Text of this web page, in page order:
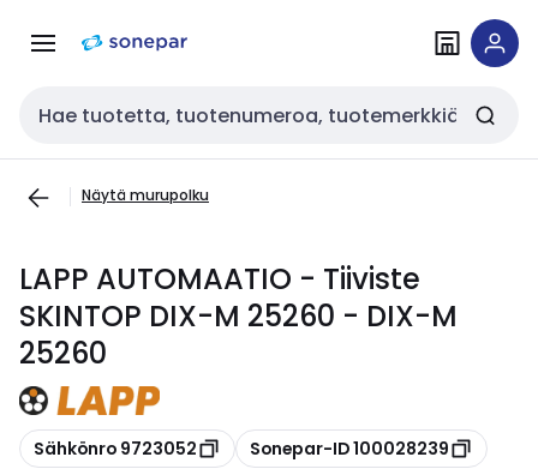
navigointiinsisältöön
Haku
Näytä murupolku
LAPP AUTOMAATIO - Tiiviste
SKINTOP DIX-M 25260 - DIX-M
25260
Kopioi
Sähkönro 9723052 Kopioi
Sonepar-ID 100028239